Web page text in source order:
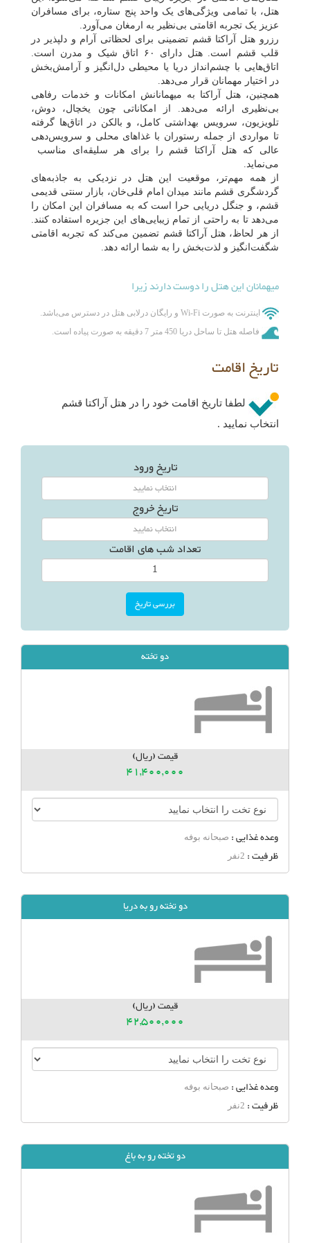
هتل، با تمامی ویژگی‌های یک واحد پنج ستاره، برای مسافران
عزیز یک تجربه اقامتی بی‌نظیر به ارمغان می‌آورد.
رزرو هتل آراکتا قشم تضمینی برای لحظاتی آرام و دلپذیر در
قلب قشم است. هتل دارای ۶۰ اتاق شیک و مدرن است.
اتاق‌هایی با چشم‌انداز دریا یا محیطی دل‌انگیز و آرامش‌بخش
در اختیار مهمانان قرار می‌دهد.
همچنین، هتل آراکتا به میهمانانش امکانات و خدمات رفاهی
بی‌نظیری ارائه می‌دهد. از امکاناتی چون یخچال، دوش،
تلویزیون، سرویس بهداشتی کامل، و بالکن در اتاق‌ها گرفته
تا مواردی از جمله رستوران با غذاهای محلی و سرویس‌دهی
عالی که هتل آراکتا قشم را برای هر سلیقه‌ای مناسب
می‌نماید.
از همه مهم‌تر، موقعیت این هتل در نزدیکی به جاذبه‌های
گردشگری قشم مانند میدان امام قلی‌خان، بازار سنتی قدیمی
قشم، و جنگل دریایی حرا است که به مسافران این امکان را
می‌دهد تا به راحتی از تمام زیبایی‌های این جزیره استفاده کنند.
از هر لحاظ، هتل آراکتا قشم تضمین می‌کند که تجربه اقامتی
شگفت‌انگیز و لذت‌بخش را به شما ارائه دهد.
میهمانان این هتل را دوست دارند زیرا
اینترنت به صورت Wi-Fi و رایگان درلابی هتل در دسترس می‌باشد.
فاصله هتل تا ساحل دریا 450 متر 7 دقیقه به صورت پیاده است.
تاریخ اقامت
لطفا تاریخ اقامت خود را در هتل آراکتا قشم
انتخاب نمایید .
تاریخ ورود
تاریخ خروج
تعداد شب های اقامت
دو تخته
قیمت (ریال)
41,400,000
وعده غذایی : صبحانه بوفه
ظرفیت : 2نفر
دو تخته رو به دریا
قیمت (ریال)
42,500,000
وعده غذایی : صبحانه بوفه
ظرفیت : 2نفر
دو تخته رو به باغ